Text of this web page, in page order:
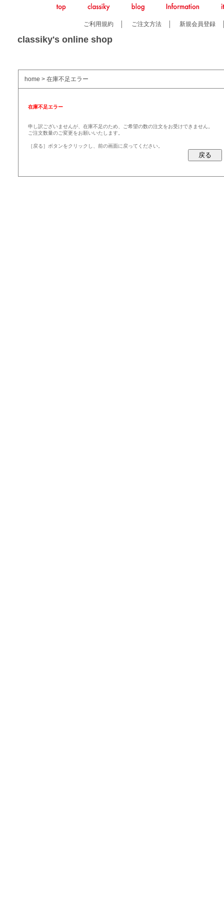
ご利用規約 ご注文方法 新規会員登録
classiky's online shop
home > 在庫不足エラー
在庫不足エラー
申し訳ございませんが、在庫不足のため、ご希望の数の注文をお受けできません。
ご注文数量のご変更をお願いいたします。
［戻る］ボタンをクリックし、前の画面に戻ってください。